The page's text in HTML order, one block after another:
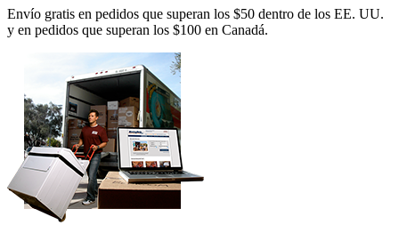
Envío gratis en pedidos que superan los $50 dentro de los EE. UU.
y en pedidos que superan los $100 en Canadá.